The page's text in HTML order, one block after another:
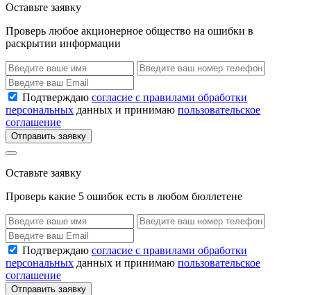
Оставьте заявку
Проверь любое акционерное общество на ошибки в
раскрытии информации
Подтверждаю согласие с правилами обработки
персональных данных и принимаю пользовательское
соглашение
Отправить заявку
Оставьте заявку
Проверь какие 5 ошибок есть в любом бюллетене
Подтверждаю согласие с правилами обработки
персональных данных и принимаю пользовательское
соглашение
Отправить заявку